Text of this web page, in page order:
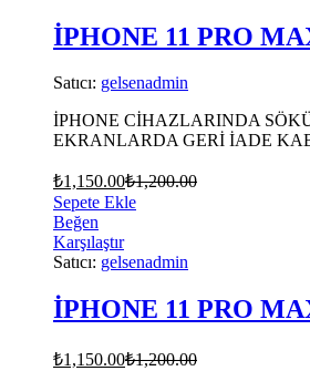
İPHONE 11 PRO
Satıcı: gelsenadmin
İPHONE CİHAZLARINDA
EKRANLARDA GERİ İADE
₺1,150.00₺1,200.00
Sepete Ekle
Beğen
Karşılaştır
Satıcı: gelsenadmin
İPHONE 11 PRO
₺1,150.00₺1,200.00